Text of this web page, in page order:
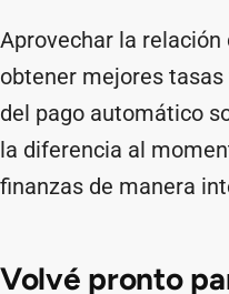
Aprovechar la relación
obtener mejores
del pago automático
la diferencia al
finanzas de manera
Volvé pronto